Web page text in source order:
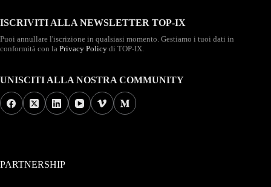
ISCRIVITI ALLA NEWSLETTER TOP-IX
Puoi annullare l'iscrizione in qualsiasi momento. Gestiamo i tuoi dati in
conformità con la Privacy Policy di TOP-IX.
UNISCITI ALLA NOSTRA COMMUNITY
PARTNERSHIP